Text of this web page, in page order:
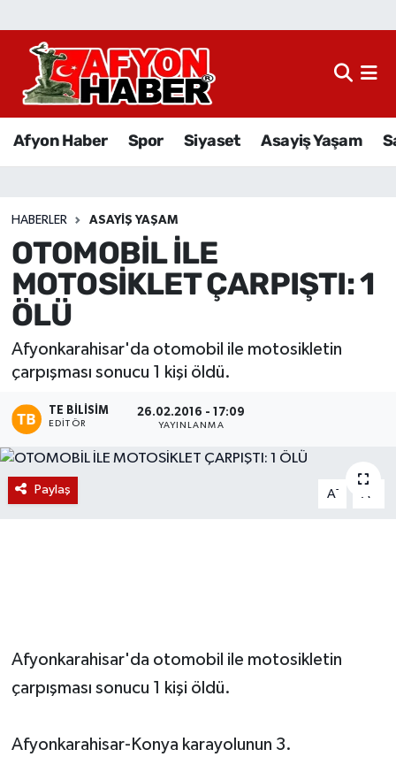
Afyon Haber Spor Siyaset Asayiş Yaşam
HABERLER ASAYIŞ YAŞAM
OTOMOBİL İLE
MOTOSİKLET ÇARPIŞTI: 1
ÖLÜ
Afyonkarahisar'da otomobil ile motosikletin
çarpışması sonucu 1 kişi öldü.
TE BILISIM
EDITÖR
26.02.2016 - 17:09
YAYINLANMA
Paylaş A- A
Afyonkarahisar'da otomobil ile motosikletin
çarpışması sonucu 1 kişi öldü.
Afyonkarahisar-Konya karayolunun 3.
Afyon Haber
Sağlık
Eğitim
Ekonomi
Magazin